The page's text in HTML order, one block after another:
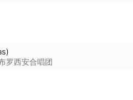
罗西安合唱团